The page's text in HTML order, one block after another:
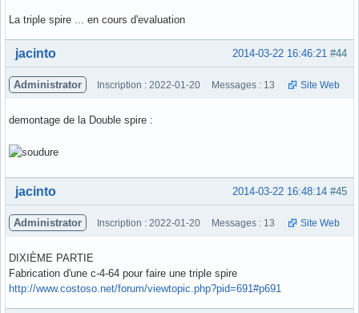
La triple spire ... en cours d'evaluation
Hors ligne #44
2014-03-22 16:46:21
jacinto
Administrator Inscription : 2022-01-20 Messages : 13 Site Web
demontage de la Double spire :
Hors ligne #45
2014-03-22 16:48:14
jacinto
Administrator Inscription : 2022-01-20 Messages : 13 Site Web
DIXIÈME PARTIE
Fabrication d'une c-4-64 pour faire une triple spire
http://www.costoso.net/forum/viewtopic.php?pid=691#p691